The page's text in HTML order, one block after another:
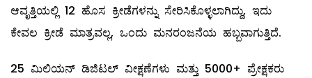
ಆವೃತ್ತಿಯಲ್ಲಿ 12 ಹೊಸ ಕ್ರೀಡೆಗಳನ್ನು ಸೇರಿಸಿಕೊಳ್ಳಲಾಗಿದ್ದು, ಇದು
ಕೇವಲ ಕ್ರೀಡೆ ಮಾತ್ರವಲ್ಲ, ಒಂದು ಮನರಂಜನೆಯ ಹಬ್ಬವಾಗುತ್ತಿದೆ.
25 ಮಿಲಿಯನ್ ಡಿಜಿಟಲ್ ವೀಕ್ಷಣೆಗಳು ಮತ್ತು 5000+ ಪ್ರೇಕ್ಷಕರು